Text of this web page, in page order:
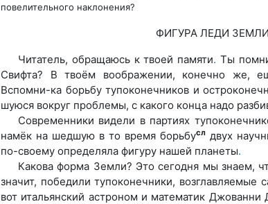
повелительного наклонения?
ФИГУРА ЛЕДИ ЗЕМЛИ
Читатель, обращаюсь к твоей памяти. Ты
Свифта? В твоём воображении, конечно же,
Вспомни-ка борьбу тупоконечников и
шуюся вокруг проблемы, с какого конца надо
Современники видели в партиях
намёк на шедшую в то время борьбусл двух
по-своему определяла фигуру нашей планеты.
Какова форма Земли? Это сегодня мы знаем,
значит, победили тупоконечники,
вот итальянский астроном и математик Джованни